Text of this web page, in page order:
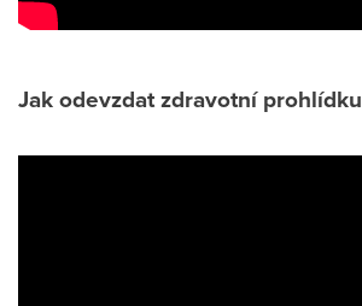
Jak odevzdat zdravotní prohlídku